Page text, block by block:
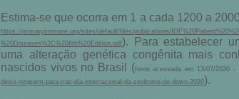
Estima-se que ocorra em 1 a cada 1200 a
https://primaryimmune.org/sites/default/files/publications/
%20Diseases%2C%206th%20Edition.pdf ). Para estabelecer
uma alteração genética congênita mais
nascidos vivos no Brasil (fonte acessada em 13/07/2020 -
deixe-ninguem-para-tras-dia-internacional-da-sindrome-de-down-2020).